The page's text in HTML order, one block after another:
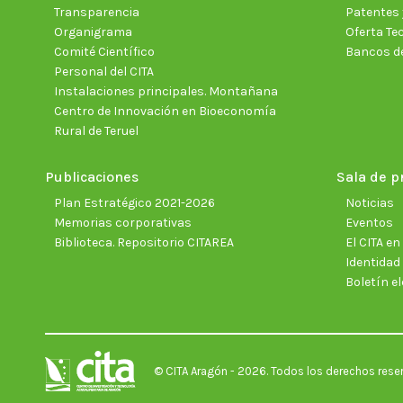
Transparencia
Organigrama
Comité Científico
Personal del CITA
Instalaciones principales. Montañana
Centro de Innovación en Bioeconomía
Rural de Teruel
Patentes
Oferta
Bancos
Publicaciones
Plan Estratégico 2021-2026
Memorias corporativas
Biblioteca. Repositorio CITAREA
Sala de
Noticias
Eventos
El CITA
Boletín
© CITA Aragón - 2026. Todos los derechos